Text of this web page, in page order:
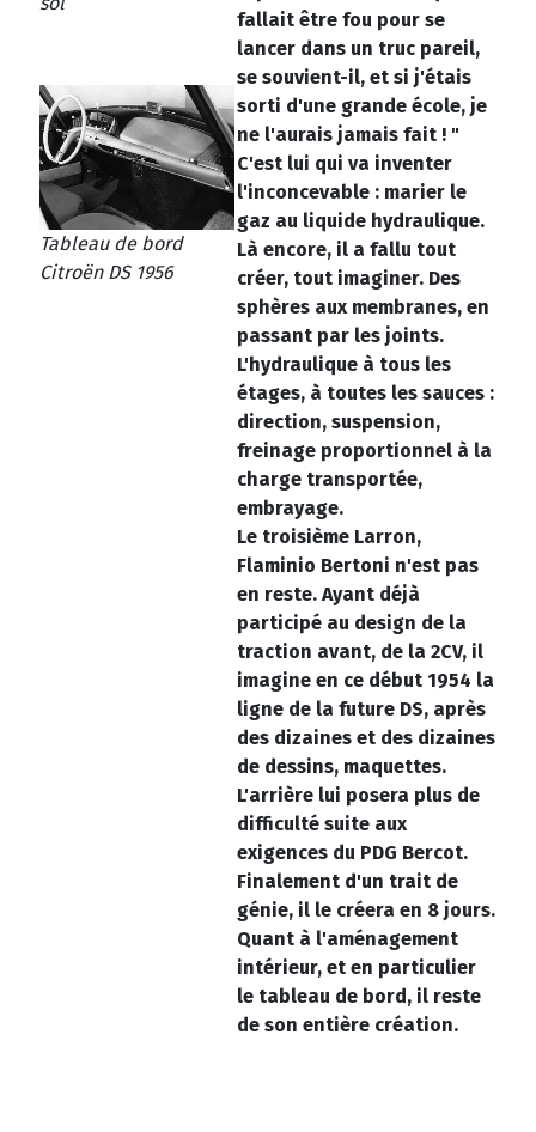
Tableau de bord
Citroën DS 1956
fallait être fou pour se
lancer dans un truc pareil,
se souvient-il, et si j'étais
sorti d'une grande école, je
ne l'aurais jamais fait ! "
C'est lui qui va inventer
l'inconcevable : marier le
gaz au liquide hydraulique.
Là encore, il a fallu tout
créer, tout imaginer. Des
sphères aux membranes, en
passant par les joints.
L'hydraulique à tous les
étages, à toutes les sauces :
direction, suspension,
freinage proportionnel à la
charge transportée,
embrayage.
Le troisième Larron,
Flaminio Bertoni n'est pas
en reste. Ayant déjà
participé au design de la
traction avant, de la 2CV, il
imagine en ce début 1954 la
ligne de la future DS, après
des dizaines et des dizaines
de dessins, maquettes.
L'arrière lui posera plus de
difficulté suite aux
exigences du PDG Bercot.
Finalement d'un trait de
génie, il le créera en 8 jours.
Quant à l'aménagement
intérieur, et en particulier
le tableau de bord, il reste
de son entière création.